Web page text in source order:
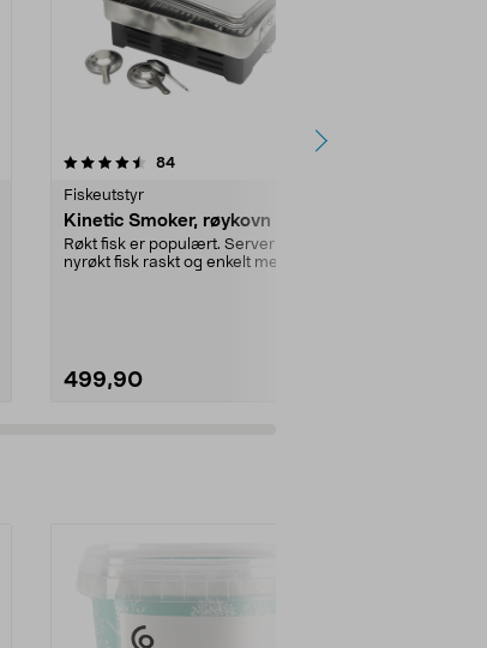
84anmeldelser
Fiskeutstyr
Kinetic Smoker, røykovn
Røkt fisk er populært. Server
nyrøkt fisk raskt og enkelt med
499,90
5.0 av 5 stjerner